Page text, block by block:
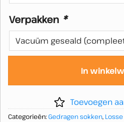
Verpakken *
In
Toevoegen
Categorieën:Gedragen sokken,